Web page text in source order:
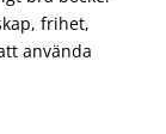
frihet,
använda